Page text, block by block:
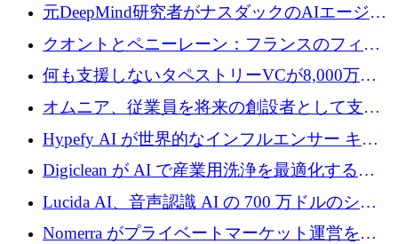
元DeepMind研究者がナスダックのAIエージェ
ントを拡張するためにCreandumの資金調達で
記録を獲得
クオントとペニーレーン：フランスのフィン
テックの友人と敵
何も支援しないタペストリーVCが8,000万ド
ルの資金を調達、ロンドン事務所を開設
オムニア、従業員を将来の創設者として支援
するために Firedrop でファンドを立ち上げる
Hypefy AI が世界的なインフルエンサー キャ
ンペーンを自動化するためにシリーズ A で
720 万ドルを調達
Digiclean が AI で産業用洗浄を最適化するた
めに 250 万ユーロを調達
Lucida AI、音声認識 AI の 700 万ドルのシー
ドラウンドを終了
Nomerra がプライベートマーケット運営を自